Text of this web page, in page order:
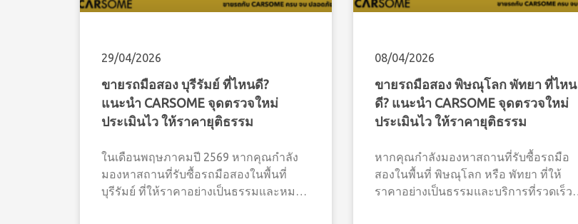
29/04/2026
ขายรถมือสอง บุรีรัมย์ ที่ไหนดี?
แนะนำ CARSOME จุดตรวจใหม่
ประเมินไว ให้ราคายุติธรรม
ในเดือนพฤษภาคมปี 2569 หากคุณกำลัง
มองหาสถานที่รับซื้อรถมือสองในพื้นที่
บุรีรัมย์ ที่ให้ราคาอย่างเป็นธรรมและหมด
08/04/2026
ขายรถมือสอง พิษณุโลก พัทยา ที่ไหน
ดี? แนะนำ CARSOME จุดตรวจใหม่
ประเมินไว ให้ราคายุติธรรม
หากคุณกำลังมองหาสถานที่รับซื้อรถมือ
สองในพื้นที่ พิษณุโลก หรือ พัทยา ที่ให้
ราคาอย่างเป็นธรรมและบริการที่รวดเร็ว